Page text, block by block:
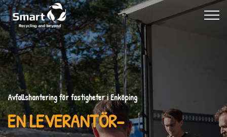
Avfallshantering för fastigheter i Enköping
EN LEVERANTÖR–